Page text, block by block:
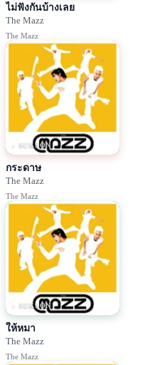
ไม่ฟังกันบ้างเลย
The Mazz
The Mazz
♪ SUKSON
กระดาษ
The Mazz
The Mazz
♪ SUKSON
ให้หมา
The Mazz
The Mazz